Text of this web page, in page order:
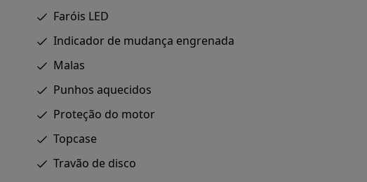
Faróis LED
Indicador de mudança engrenada
Malas
Punhos aquecidos
Proteção do motor
Topcase
Travão de disco